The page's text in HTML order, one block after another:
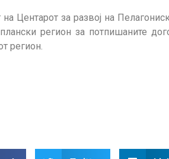
Центарот за развој на
регион за потпишаните
регион.